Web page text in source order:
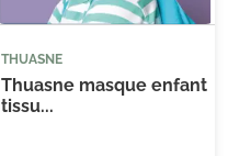
THUASNE
Thuasne masque enfant
tissu...